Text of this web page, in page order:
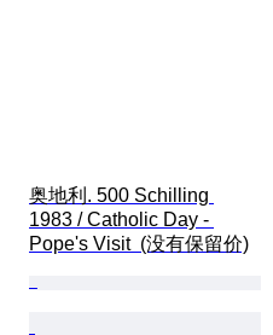
奥地利. 500 Schilling
1983 / Catholic Day -
Pope's Visit  (没有保留价)